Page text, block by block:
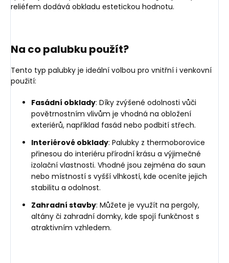
reliéfem dodává obkladu estetickou hodnotu.
Na co palubku použít?
Tento typ palubky je ideální volbou pro vnitřní i venkovní
použití:
Fasádní obklady: Díky zvýšené odolnosti vůči
povětrnostním vlivům je vhodná na obložení
exteriérů, například fasád nebo podbití střech.
Interiérové obklady: Palubky z thermoborovice
přinesou do interiéru přírodní krásu a výjimečné
izolační vlastnosti. Vhodné jsou zejména do saun
nebo místností s vyšší vlhkostí, kde oceníte jejich
stabilitu a odolnost.
Zahradní stavby: Můžete je využít na pergoly,
altány či zahradní domky, kde spojí funkčnost s
atraktivním vzhledem.